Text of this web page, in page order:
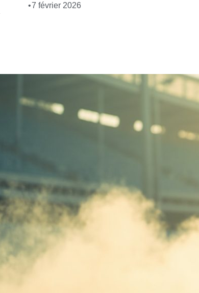
•7 février 2026